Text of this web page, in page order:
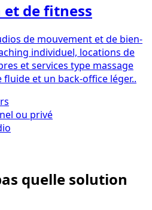
et de fitness
de mouvement et de bien-
individuel, locations de
et services type massage
et un back-office léger..
ou privé
quelle solution